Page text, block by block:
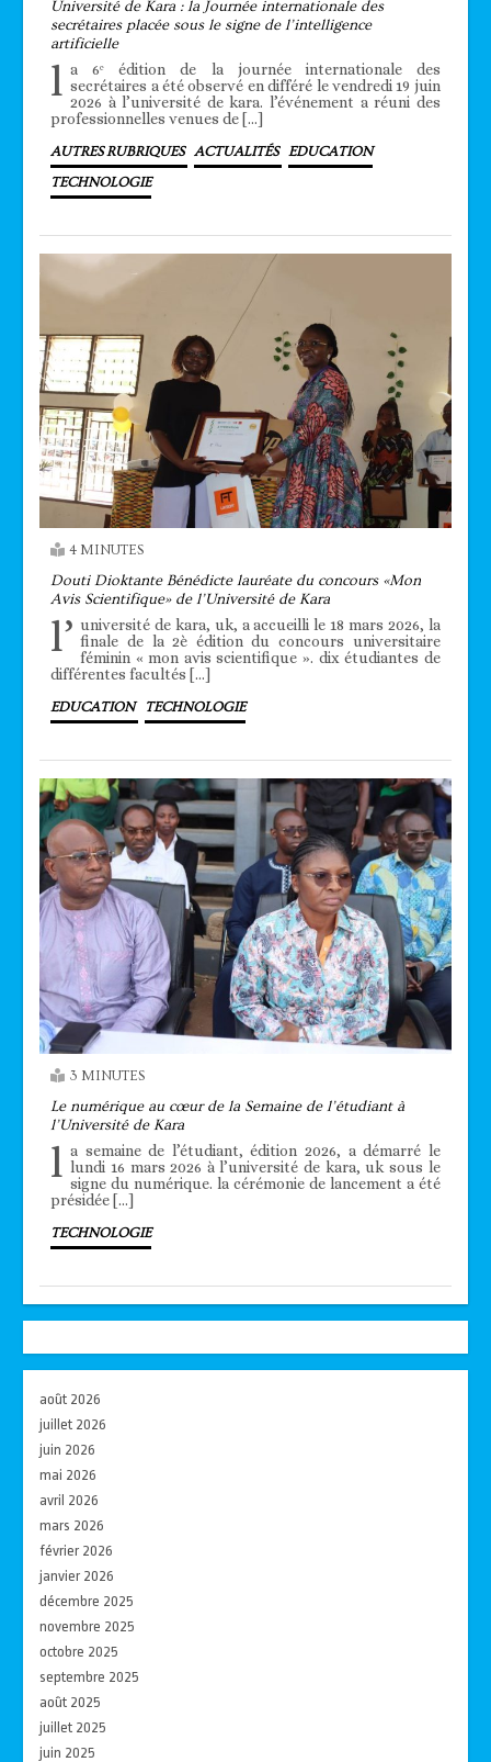
Université de Kara : la Journée internationale des
secrétaires placée sous le signe de l’intelligence
artificielle
l a 6ᵉ édition de la journée internationale des
secrétaires a été observé en différé le vendredi 19 juin
2026 à l’université de kara. l’événement a réuni des
professionnelles venues de […]
AUTRES RUBRIQUES ACTUALITÉS EDUCATION
TECHNOLOGIE
4 MINUTES
Douti Dioktante Bénédicte lauréate du concours «Mon
Avis Scientifique» de l’Université de Kara
l’ université de kara, uk, a accueilli le 18 mars 2026, la
finale de la 2è édition du concours universitaire
féminin « mon avis scientifique ». dix étudiantes de
différentes facultés […]
EDUCATION TECHNOLOGIE
3 MINUTES
Le numérique au cœur de la Semaine de l’étudiant à
l’Université de Kara
l a semaine de l’étudiant, édition 2026, a démarré le
lundi 16 mars 2026 à l’université de kara, uk sous le
signe du numérique. la cérémonie de lancement a été
présidée […]
TECHNOLOGIE
août 2026
juillet 2026
juin 2026
mai 2026
avril 2026
mars 2026
février 2026
janvier 2026
décembre 2025
novembre 2025
octobre 2025
septembre 2025
août 2025
juillet 2025
juin 2025